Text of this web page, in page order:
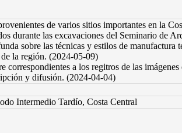
de varios sitios importantes en la
durante las excavaciones del Seminario de
sobre las técnicas y estilos de
la región. (2024-05-09)
a los regitros de las
y difusión. (2024-04-04)
Intermedio Tardío, Costa Central